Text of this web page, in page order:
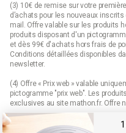
(3) 10€ de remise sur votre
d’achats pour les nouveaux
mail. Offre valable sur les produits
produits disposant d'un
et dès 99€ d'achats hors frais de
Conditions détaillées disponibles
newsletter.
(4) Offre « Prix web » valable
pictogramme "prix web". Les
exclusives au site mathon.fr. Offre